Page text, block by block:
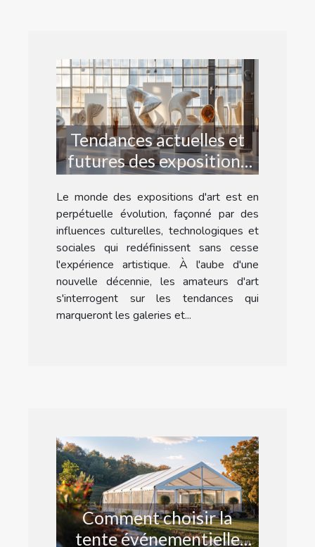
Tendances actuelles et
futures des expositions
d'art
Le monde des expositions d'art est en
perpétuelle évolution, façonné par des
influences culturelles, technologiques et
sociales qui redéfinissent sans cesse
l'expérience artistique. À l'aube d'une
nouvelle décennie, les amateurs d'art
s'interrogent sur les tendances qui
marqueront les galeries et...
Comment choisir la
tente événementielle